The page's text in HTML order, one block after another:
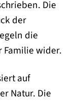
Die
der
die
Familie wider.
auf
Natur. Die